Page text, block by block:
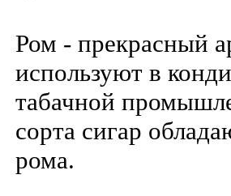
Ром - прекрасный
используют в
табачной
сорта сигар
рома.